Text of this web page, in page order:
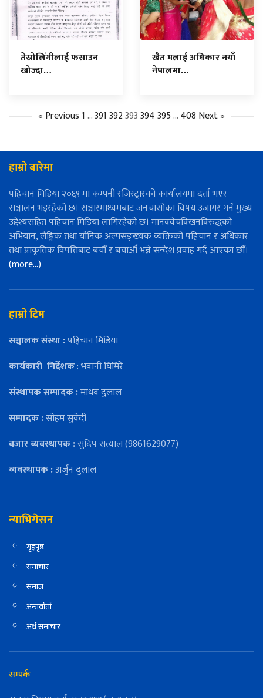
तेस्रोलिंगीलाई फसाउन
खोज्दा…
खैत मलाई अधिकार नयाँ
नेपालमा…
« Previous1…391392393394395…408 Next »
हाम्रो बारेमा
पहिचान मिडिया २०६९ मा कम्पनी रजिस्ट्रारको कार्यालयमा दर्ता भएर
सञ्चालन भइरहेको छ। सञ्चारमाध्यमबाट जनचासोका विषय उजागर गर्ने मुख्य
उद्देश्यसहित पहिचान मिडिया लागिरहेको छ। मानववेचविखनविरुद्धको
अभियान, लैङ्गिक तथा यौनिक अल्पसङ्ख्यक व्यक्तिको पहिचान र अधिकार
तथा प्राकृतिक विपत्तिबाट बचौँ र बचाऔँ भन्ने सन्देश प्रवाह गर्दै आएका छौँ।
(more…)
हाम्रो टिम
सञ्चालक संस्था :पहिचान मिडिया
कार्यकारी निर्देशक: भवानी घिमिरे
संस्थापक सम्पादक :माधव दुलाल
सम्पादक :सोहम सुवेदी
बजार ब्यवस्थापक :सुदिप सत्याल (9861629077)
व्यवस्थापक :अर्जुन दुलाल
न्याभिगेसन
गृहपृष्ठ
समाचार
समाज
अन्तर्वार्ता
अर्थ समाचार
सम्पर्क